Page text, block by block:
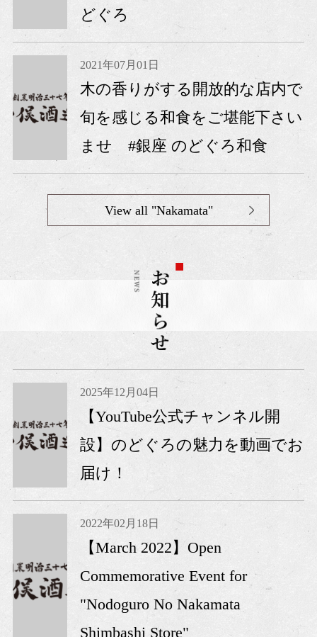
どぐろ
2021年07月01日
木の香りがする開放的な店内で
旬を感じる和食をご堪能下さい
ませ #銀座 のどぐろ和食
View all "Nakamata"
2025年12月04日
【YouTube公式チャンネル開
設】のどぐろの魅力を動画でお
届け！
2022年02月18日
【March 2022】Open
Commemorative Event for
"Nodoguro No Nakamata
Shimbashi Store"